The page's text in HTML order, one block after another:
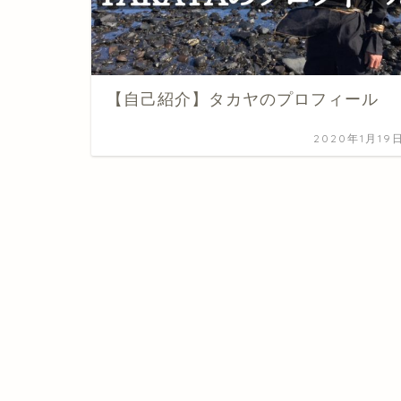
【自己紹介】タカヤのプロフィール
2020年1月19